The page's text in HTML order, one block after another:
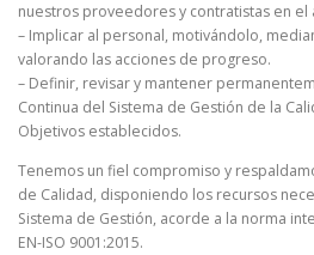
nuestros proveedores y contratistas en el
– Implicar al personal, motivándolo,
valorando las acciones de progreso.
– Definir, revisar y mantener
Continua del Sistema de Gestión de la
Objetivos establecidos.
Tenemos un fiel compromiso y
de Calidad, disponiendo los recursos
Sistema de Gestión, acorde a la norma
EN-ISO 9001:2015.